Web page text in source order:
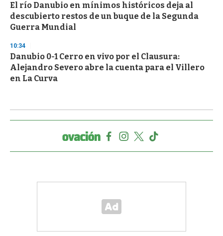
El río Danubio en mínimos históricos deja al
descubierto restos de un buque de la Segunda
Guerra Mundial
10:34
Danubio 0-1 Cerro en vivo por el Clausura:
Alejandro Severo abre la cuenta para el Villero
en La Curva